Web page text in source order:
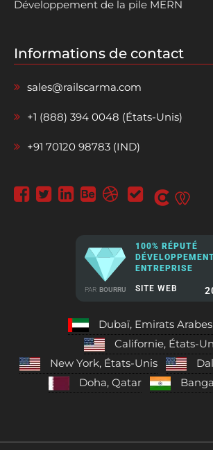
Développement de la pile MERN
Informations de contact
sales@railscarma.com
+1 (888) 394 0048 (États-Unis)
+91 70120 98783 (IND)
PAR BOURRU
100% RÉPUTÉ
ENTREPRISE
SITE WEB
Dubaï, Emirats
Californie, États-
New York, États-Unis
Doha, Qatar